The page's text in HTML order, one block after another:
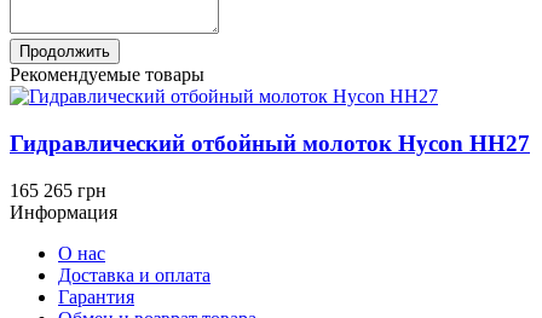
Продолжить
Рекомендуемые товары
Гидравлический отбойный молоток Hycon HH27
165 265 грн
Информация
О нас
Доставка и оплата
Гарантия